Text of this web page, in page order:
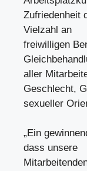
Zufriedenheit
Vielzahl an
freiwilligen
aller
Geschlecht,
sexueller
„Ein
dass unsere